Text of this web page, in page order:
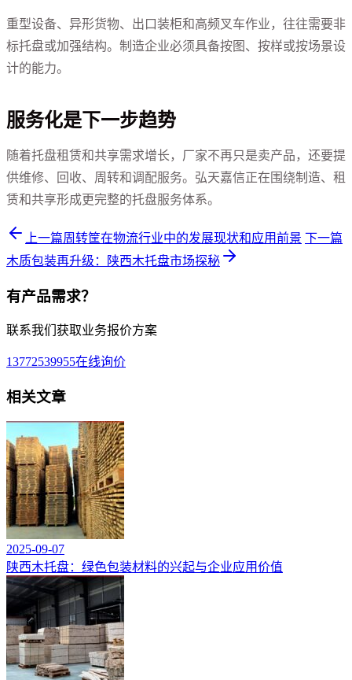
重型设备、异形货物、出口装柜和高频叉车作业，往往需要非
标托盘或加强结构。制造企业必须具备按图、按样或按场景设
计的能力。
服务化是下一步趋势
随着托盘租赁和共享需求增长，厂家不再只是卖产品，还要提
供维修、回收、周转和调配服务。弘天嘉信正在围绕制造、租
赁和共享形成更完整的托盘服务体系。
上一篇周转筐在物流行业中的发展现状和应用前景 下一篇
木质包装再升级：陕西木托盘市场探秘
有产品需求？
联系我们获取业务报价方案
13772539955在线询价
相关文章
2025-09-07
陕西木托盘：绿色包装材料的兴起与企业应用价值